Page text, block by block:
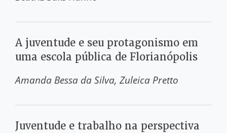
A juventude e seu protagonismo em
uma escola pública de Florianópolis
Amanda Bessa da Silva Zuleica Pretto
Juventude e trabalho na perspectiva